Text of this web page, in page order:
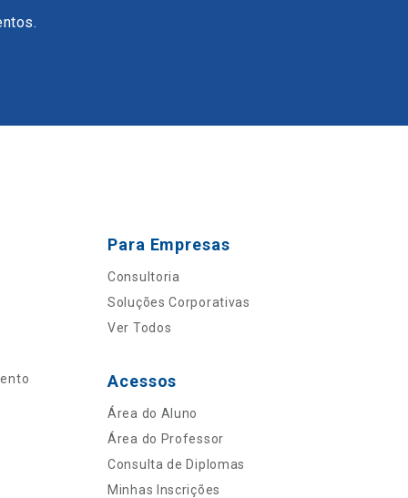
Para Empresas
Consultoria
Soluções Corporativas
Ver Todos
Acessos
Área do Aluno
Área do Professor
Consulta de Diplomas
Minhas Inscrições